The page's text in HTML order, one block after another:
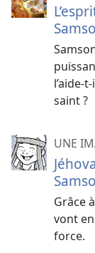
l’aide-
saint ?
UNE
Grâce
vont
force.